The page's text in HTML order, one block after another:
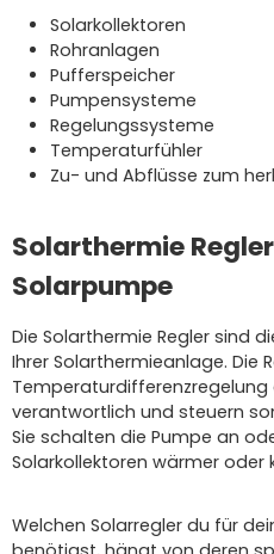
Solarkollektoren
Rohranlagen
Pufferspeicher
Pumpensysteme
Regelungssysteme
Temperaturfühler
Zu- und Abflüsse zum
Solarthermie
Solarpumpe
Die Solarthermie Regler sind
Ihrer Solarthermieanlage. Die
verantwortlich und steuern
Sie schalten die Pumpe an
Solarkollektoren wärmer oder
Welchen Solarregler du für